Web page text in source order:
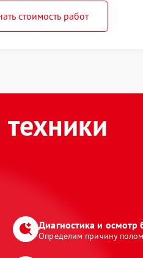
стоимость работ
Диагностика и осмотр
Определим причину